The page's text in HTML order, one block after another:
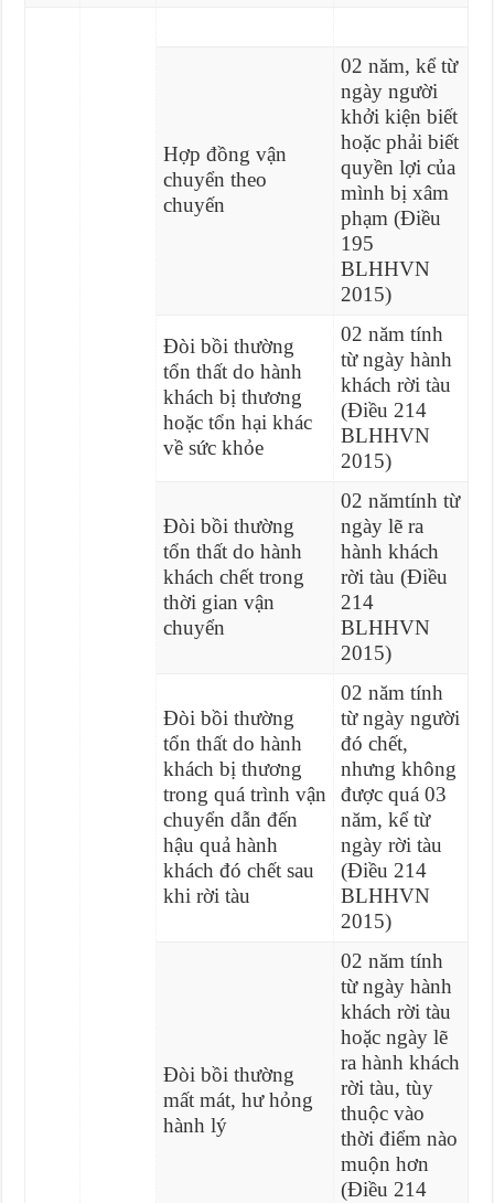
Hợp đồng vận
chuyển theo
chuyến
02 năm, kể từ
ngày người
khởi kiện biết
hoặc phải biết
quyền lợi của
mình bị xâm
phạm (Điều
195
BLHHVN
2015)
Đòi bồi thường
tổn thất do hành
khách bị thương
hoặc tổn hại khác
về sức khỏe
02 năm tính
từ ngày hành
khách rời tàu
(Điều 214
BLHHVN
2015)
Đòi bồi thường
tổn thất do hành
khách chết trong
thời gian vận
chuyển
02 nămtính từ
ngày lẽ ra
hành khách
rời tàu (Điều
214
BLHHVN
2015)
Đòi bồi thường
tổn thất do hành
khách bị thương
trong quá trình vận
chuyển dẫn đến
hậu quả hành
khách đó chết sau
khi rời tàu
02 năm tính
từ ngày người
đó chết,
nhưng không
được quá 03
năm, kể từ
ngày rời tàu
(Điều 214
BLHHVN
2015)
Đòi bồi thường
mất mát, hư hỏng
hành lý
02 năm tính
từ ngày hành
khách rời tàu
hoặc ngày lẽ
ra hành khách
rời tàu, tùy
thuộc vào
thời điểm nào
muộn hơn
(Điều 214